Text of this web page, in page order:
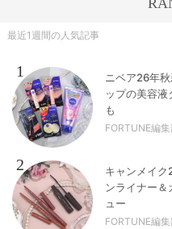
最近1週間の人気記事
1
ニベア26年
ップの美容
も
FORTUNE編集
2
キャンメイク
ンライナー
ュー
FORTUNE編集